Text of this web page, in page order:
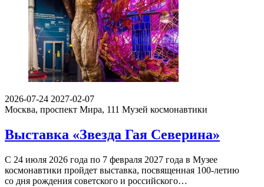
2026-07-24 2027-02-07
Москва, проспект Мира, 111 Музей космонавтики
Выставка «Звезда Гая Северина»
С 24 июля 2026 года по 7 февраля 2027 года в Музее
космонавтики пройдет выставка, посвященная 100-летию
со дня рождения советского и российского…